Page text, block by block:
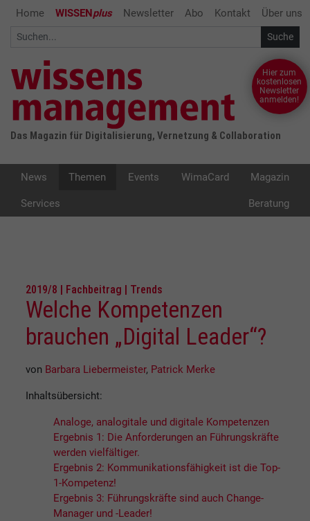
Home WISSENplus Newsletter Abo Kontakt Über uns
Das Magazin für Digitalisierung, Vernetzung & Collaboration
Hier zum
kostenlosen
Newsletter
anmelden!
News Themen Events WimaCard Magazin
Services Beratung
2019/8 | Fachbeitrag | Trends
Welche Kompetenzen
brauchen „Digital Leader“?
von Barbara Liebermeister, Patrick Merke
Inhaltsübersicht:
Analoge, analogitale und digitale Kompetenzen
Ergebnis 1: Die Anforderungen an Führungskräfte
werden vielfältiger.
Ergebnis 2: Kommunikationsfähigkeit ist die Top-
1-Kompetenz!
Ergebnis 3: Führungskräfte sind auch Change-
Manager und -Leader!